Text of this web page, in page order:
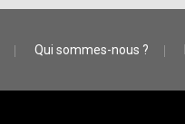
Qui sommes-nous ?